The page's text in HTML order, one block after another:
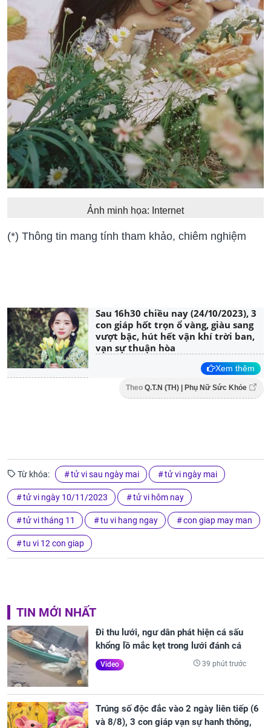
Ảnh minh họa: Internet
(*) Thông tin mang tính tham khảo, chiêm nghiệm
Sau 16h30 chiều nay (24/10/2023), 3
con giáp hốt trọn ổ vàng, giàu sang
vượt bậc, hút hết vận khí trời ban,
vạn sự thuận hòa
Xem thêm
Theo Q.T.N (TH) | Phụ Nữ Sức Khỏe
Từ khóa: tử vi sau ngày mai tử vi ngày mai
tử vi ngày 10/11/2023 tử vi hôm nay
tử vi tháng 11 tu vi hang ngay con giap may man
tu vi 12 con giap
TIN MỚI NHẤT
Đi thu lưới, ngư dân phát hiện cá sấu
khổng lồ mắc kẹt trong lưới đánh cá
Video 39 phút trước
Trúng số độc đắc vào 2 ngày liên tiếp (6
và 8/8), 3 con giáp vạn sự hanh thông,